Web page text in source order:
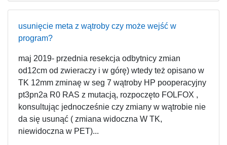
usunięcie meta z wątroby czy może wejść w
program?
maj 2019- przednia resekcja odbytnicy zmian
od12cm od zwieraczy i w górę) wtedy też opisano w
TK 12mm zminaę w seg 7 wątroby HP pooperacyjny
pt3pn2a R0 RAS z mutacją, rozpoczęto FOLFOX ,
konsultując jednocześnie czy zmiany w wątrobie nie
da się usunąć ( zmiana widoczna W TK,
niewidoczna w PET)...